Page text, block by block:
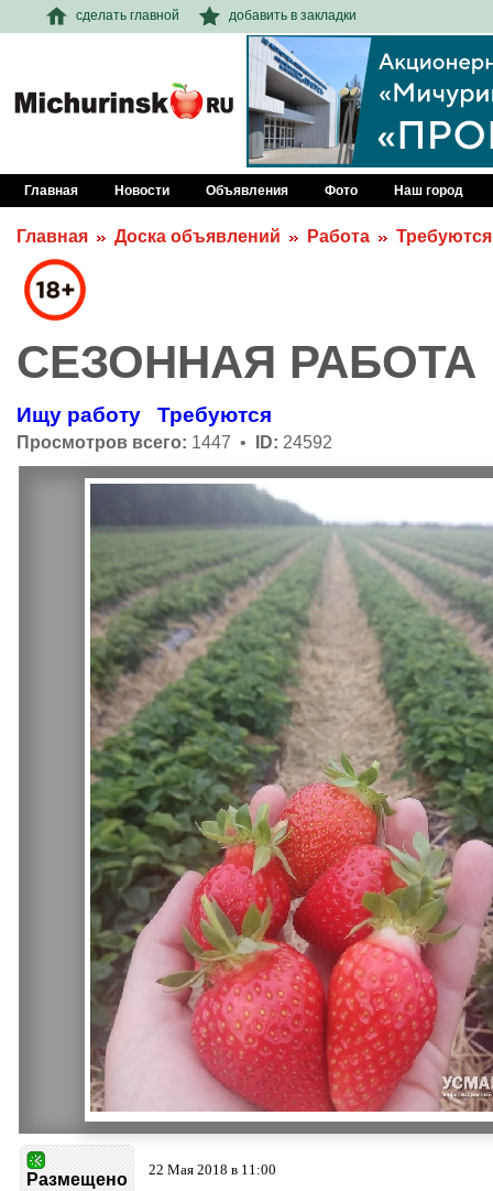
сделать главной добавить в закладки
Главная Новости Объявления Фото Наш город
Главная Доска объявлений Работа Требуются
СЕЗОННАЯ РАБОТА
Ищу работу Требуются
Просмотров всего: 1447 • ID: 24592
Размещено
22 Мая 2018 в 11:00